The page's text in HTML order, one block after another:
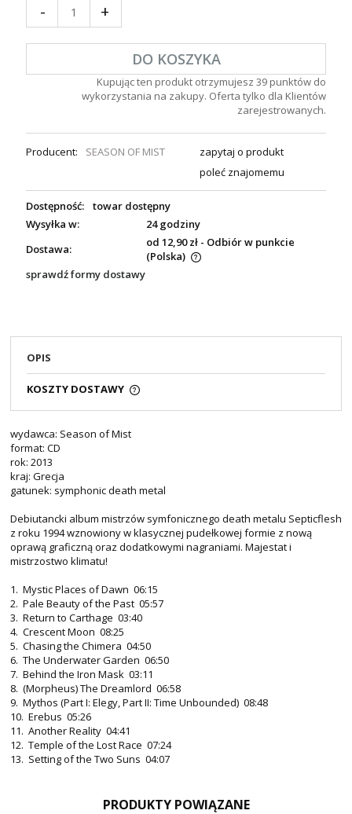
- +
DO KOSZYKA
Kupując ten produkt otrzymujesz 39 punktów do
wykorzystania na zakupy. Oferta tylko dla Klientów
zarejestrowanych.
Producent: SEASON OF MIST
zapytaj o produkt
poleć znajomemu
Dostępność:
towar dostępny
Wysyłka w:
24 godziny
Dostawa:
od 12,90 zł - Odbiór w punkcie
(Polska)
sprawdź formy dostawy
OPIS
KOSZTY DOSTAWY
wydawca: Season of Mist
format: CD
rok: 2013
kraj: Grecja
gatunek: symphonic death metal
Debiutancki album mistrzów symfonicznego death metalu Septicflesh
z roku 1994 wznowiony w klasycznej pudełkowej formie z nową
oprawą graficzną oraz dodatkowymi nagraniami. Majestat i
mistrzostwo klimatu!
1. Mystic Places of Dawn 06:15
2. Pale Beauty of the Past 05:57
3. Return to Carthage 03:40
4. Crescent Moon 08:25
5. Chasing the Chimera 04:50
6. The Underwater Garden 06:50
7. Behind the Iron Mask 03:11
8. (Morpheus) The Dreamlord 06:58
9. Mythos (Part I: Elegy, Part II: Time Unbounded) 08:48
10. Erebus 05:26
11. Another Reality 04:41
12. Temple of the Lost Race 07:24
13. Setting of the Two Suns 04:07
PRODUKTY POWIĄZANE